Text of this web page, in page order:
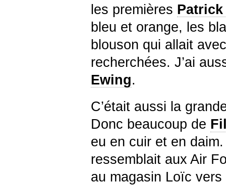
les premières
bleu et orange, les
blouson qui allait
recherchées. J’ai
Ewing.
C’était aussi la
Donc beaucoup de
eu en cuir et en
ressemblait aux Air
au magasin Loïc vers